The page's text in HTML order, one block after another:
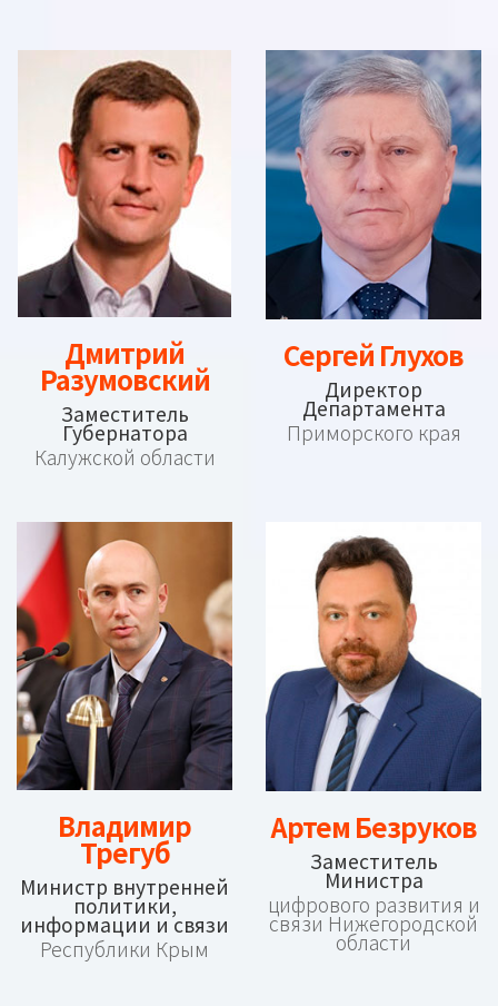
Дмитрий
Разумовский
Заместитель
Губернатора
Калужской области
Сергей Глухов
Директор
Департамента
Приморского края
Владимир
Трегуб
Министр внутренней
политики,
информации и связи
Республики Крым
Артем Безруков
Заместитель
Министра
цифрового развития и
связи Нижегородской
области